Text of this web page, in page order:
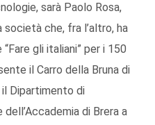
sarà Paolo Rosa,
che, fra l’altro, ha
gli italiani” per i 150
il Carro della Bruna di
il Dipartimento di
di Brera a